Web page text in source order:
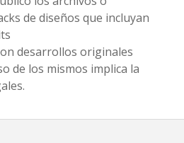
de diseños que incluyan
desarrollos originales
de los mismos implica la